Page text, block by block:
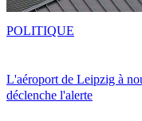
L'aéroport de Leipzig à
déclenche l'alerte
POLITIQUE